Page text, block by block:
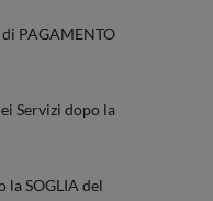
PAGAMENTO
Servizi dopo la
la SOGLIA del